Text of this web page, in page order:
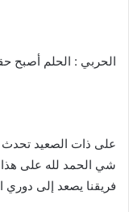
الحربي : الحلم أصبح
شي الحمد لله على هذا
فريقنا يصعد إلى دوري